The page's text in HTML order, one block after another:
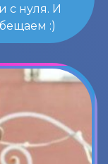
с нуля. И
:)